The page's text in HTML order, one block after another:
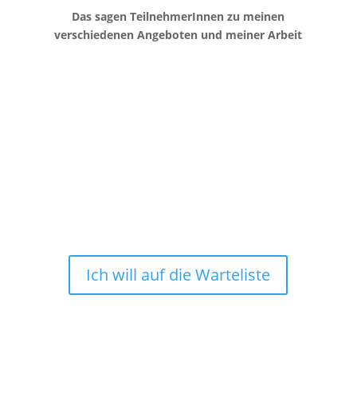
Das sagen TeilnehmerInnen zu meinen
verschiedenen Angeboten und meiner Arbeit
Ich will auf die Warteliste